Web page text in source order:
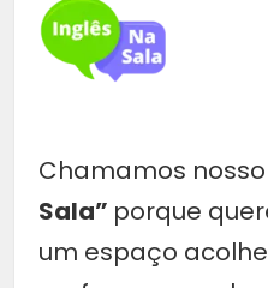
Chamamos
Sala” porque
um espaço